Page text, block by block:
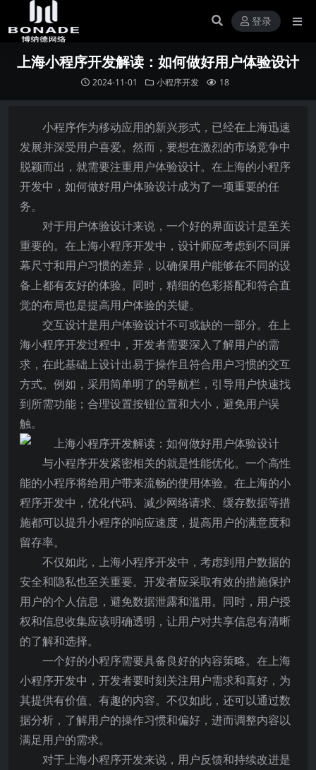
登录
上海小程序开发解读：如何做好用户体验设计
2024-11-01 小程序开发 18
小程序作为移动应用的新兴形式，已经在上海迅速
发展并深受用户喜爱。然而，要想在激烈的市场竞争中
脱颖而出，就需要注重用户体验设计。在上海的小程序
开发中，如何做好用户体验设计成为了一项重要的任
务。
对于用户体验设计来说，一个好的界面设计是至关
重要的。在上海小程序开发中，设计师应考虑到不同屏
幕尺寸和用户习惯的差异，以确保用户能够在不同的设
备上都有友好的体验。同时，精细的色彩搭配和符合直
觉的布局也是提高用户体验的关键。
交互设计是用户体验设计不可或缺的一部分。在上
海小程序开发过程中，开发者需要深入了解用户的需
求，在此基础上设计出易于操作且符合用户习惯的交互
方式。例如，采用简单明了的导航栏，引导用户快速找
到所需功能；合理设置按钮位置和大小，避免用户误
触。
与小程序开发紧密相关的就是性能优化。一个高性
能的小程序将给用户带来流畅的使用体验。在上海的小
程序开发中，优化代码、减少网络请求、缓存数据等措
施都可以提升小程序的响应速度，提高用户的满意度和
留存率。
不仅如此，上海小程序开发中，考虑到用户数据的
安全和隐私也至关重要。开发者应采取有效的措施保护
用户的个人信息，避免数据泄露和滥用。同时，用户授
权和信息收集应该明确透明，让用户对共享信息有清晰
的了解和选择。
一个好的小程序需要具备良好的内容策略。在上海
小程序开发中，开发者要时刻关注用户需求和喜好，为
其提供有价值、有趣的内容。不仅如此，还可以通过数
据分析，了解用户的操作习惯和偏好，进而调整内容以
满足用户的需求。
对于上海小程序开发来说，用户反馈和持续改进是